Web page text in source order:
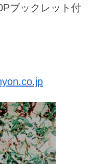
ブックレット付